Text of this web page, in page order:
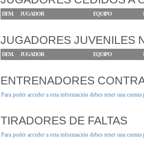
DEM. JUGADOR EQUIPO
JUGADORES JUVENILES
DEM. JUGADOR EQUIPO
ENTRENADORES
Para poder acceder a esta información debes tener una
TIRADORES DE FALTAS
Para poder acceder a esta información debes tener una